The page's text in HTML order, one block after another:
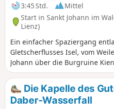
3:45 Std.
Mittel
Start in Sankt Johann im
Lienz)
Ein einfacher Spaziergang
Gletscherflusses Isel, vom
Johann über die Burgruine
zum Dorf Huben. Ein
ausgebauter Weg, der von
Skulptursteinen gesäumt wird.
das geografische Zentrum von
Die Kapelle des
Daber-Wasserfall